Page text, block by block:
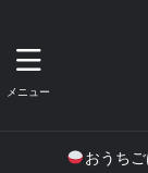
おうち